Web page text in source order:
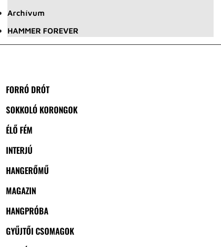
Archívum
HAMMER FOREVER
FORRÓ DRÓT
SOKKOLÓ KORONGOK
ÉLŐ FÉM
INTERJÚ
HANGERŐMŰ
MAGAZIN
HANGPRÓBA
GYŰJTŐI CSOMAGOK